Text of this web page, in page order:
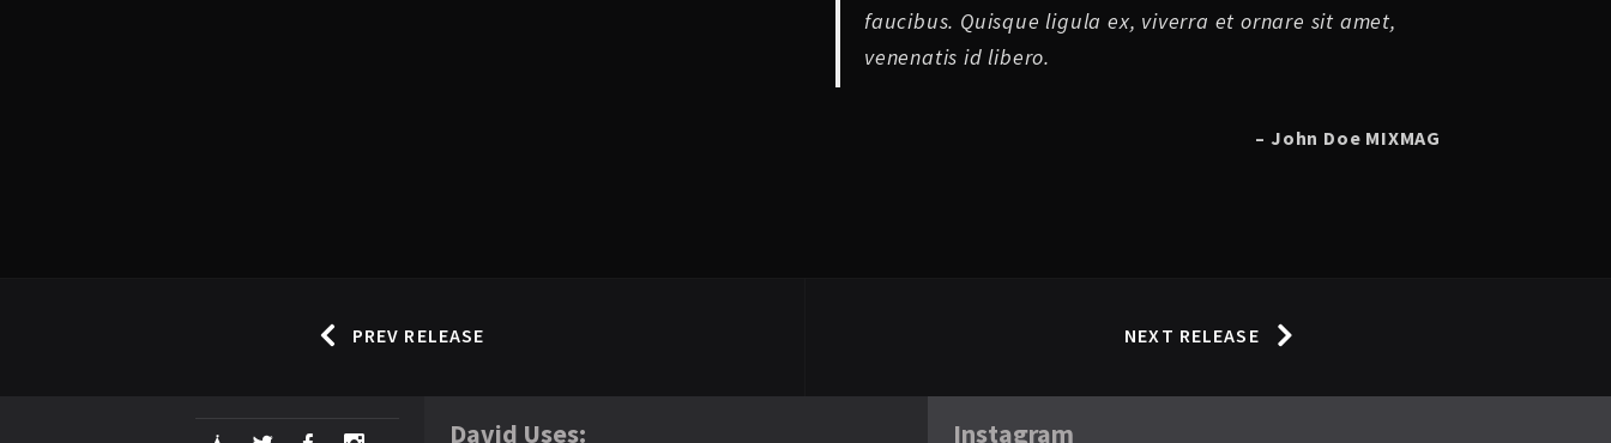
faucibus. Quisque ligula ex, viverra et ornare sit amet,
venenatis id libero.
– John Doe MIXMAG
PREV RELEASE NEXT RELEASE
David Uses: Instagram